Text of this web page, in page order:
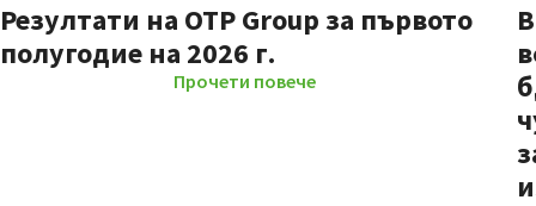
Резултати на OTP Group за първото
полугодие на 2026 г.
Прочети повече